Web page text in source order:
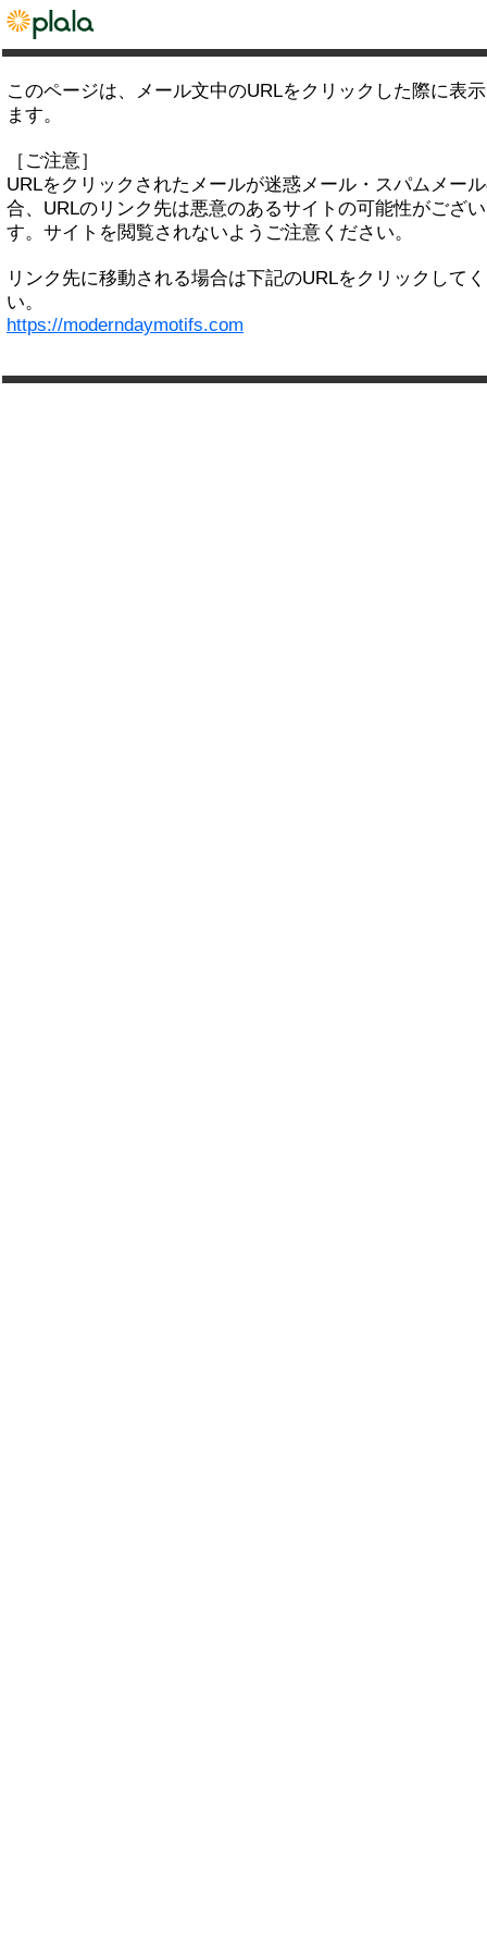
このページは、メール文中のURLをクリックした際に表
ます。
［ご注意］
URLをクリックされたメールが迷惑メール・スパムメー
合、URLのリンク先は悪意のあるサイトの可能性がござ
す。サイトを閲覧されないようご注意ください。
リンク先に移動される場合は下記のURLをクリックして
い。
https://moderndaymotifs.com